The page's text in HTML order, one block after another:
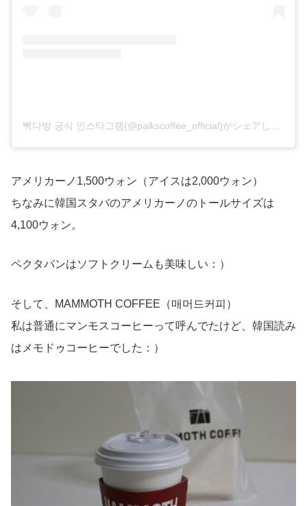
アメリカーノ1,500ウォン（アイスは2,000ウォン）
ちなみに韓国スタバのアメリカーノのトールサイズは
4,100ウォン。
ペクタバンはソフトクリームも美味しい：）
そして、MAMMOTH COFFEE（매머드커피）
私は普通にマンモスコーヒーって呼んでたけど、韓国読み
はメモドゥコーヒーでした：）